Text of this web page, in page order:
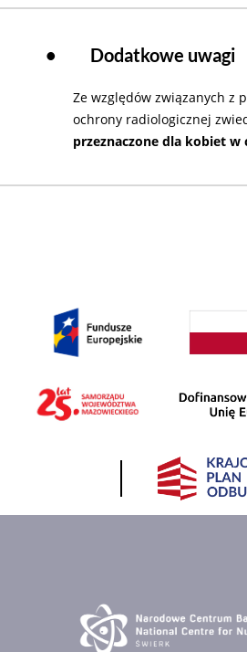
• Dodatkowe uwagi
Ze względów związanych z
ochrony radiologicznej
przeznaczone dla kobiet w